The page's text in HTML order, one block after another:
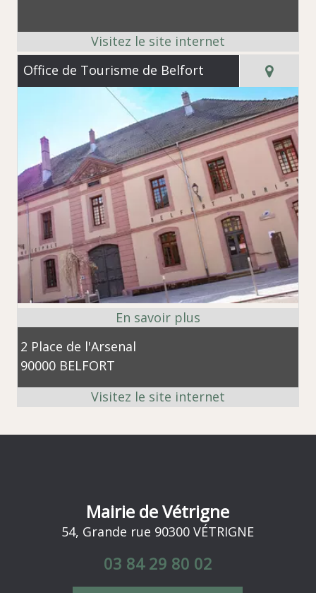
Office de Tourisme de Belfort
2 Place de l'Arsenal
90000 BELFORT
Mairie de Vétrigne
54, Grande rue 90300 VÉTRIGNE
03 84 29 80 02